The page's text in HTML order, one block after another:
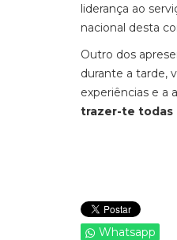
liderança ao
nacional desta
Outro dos
durante a tarde,
experiências e a
trazer-te todas
Whatsapp